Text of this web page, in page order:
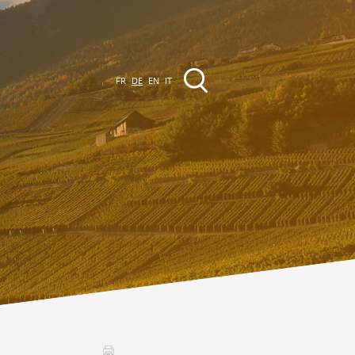
Region
Veranstaltungen
Vinum Montis
Assemblées générales & Statuts
FR DE EN IT